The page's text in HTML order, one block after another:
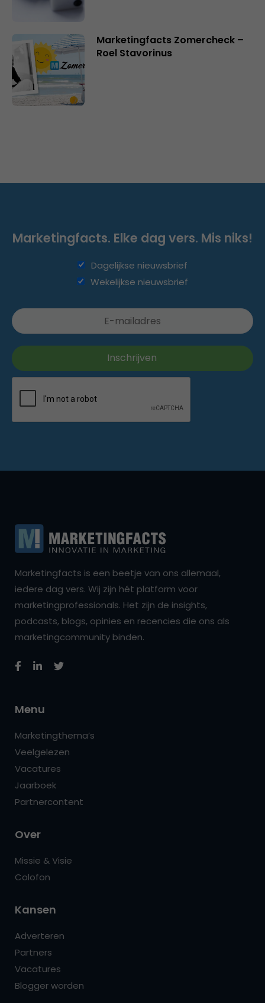
Marketingfacts Zomercheck –
Roel Stavorinus
Marketingfacts. Elke dag vers. Mis niks!
Dagelijkse nieuwsbrief
Wekelijkse nieuwsbrief
Marketingfacts is een beetje van ons allemaal,
iedere dag vers. Wij zijn hét platform voor
marketingprofessionals. Het zijn de insights,
podcasts, blogs, opinies en recencies die ons als
marketingcommunity binden.
Menu
Marketingthema’s
Veelgelezen
Vacatures
Jaarboek
Partnercontent
Over
Missie & Visie
Colofon
Kansen
Adverteren
Partners
Vacatures
Blogger worden